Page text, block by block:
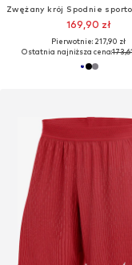
169,90 zł
Pierwotnie: 217,90 zł
Ostatnia najniższa cena: